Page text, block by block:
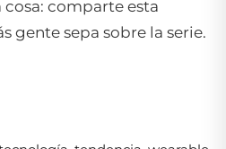
comparte esta
gente sepa sobre la serie.